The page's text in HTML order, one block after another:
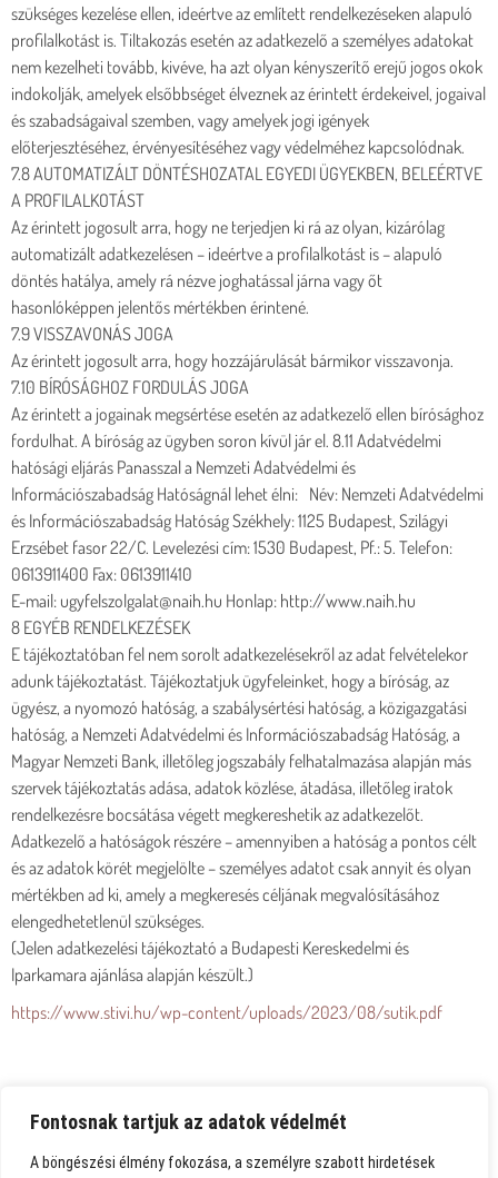
Fontosnak tartjuk az adatok védelmét
A böngészési élmény fokozása, a személyre szabott hirdetések
szükséges kezelése ellen, ideértve az említett rendelkezéseken alapuló
profilalkotást is. Tiltakozás esetén az adatkezelő a személyes adatokat
nem kezelheti tovább, kivéve, ha azt olyan kényszerítő erejű jogos okok
indokolják, amelyek elsőbbséget élveznek az érintett érdekeivel, jogaival
és szabadságaival szemben, vagy amelyek jogi igények
előterjesztéséhez, érvényesítéséhez vagy védelméhez kapcsolódnak.
7.8 AUTOMATIZÁLT DÖNTÉSHOZATAL EGYEDI ÜGYEKBEN, BELEÉRTVE
A PROFILALKOTÁST
Az érintett jogosult arra, hogy ne terjedjen ki rá az olyan, kizárólag
automatizált adatkezelésen – ideértve a profilalkotást is – alapuló
döntés hatálya, amely rá nézve joghatással járna vagy őt
hasonlóképpen jelentős mértékben érintené.
7.9 VISSZAVONÁS JOGA
Az érintett jogosult arra, hogy hozzájárulását bármikor visszavonja.
7.10 BÍRÓSÁGHOZ FORDULÁS JOGA
Az érintett a jogainak megsértése esetén az adatkezelő ellen bírósághoz
fordulhat. A bíróság az ügyben soron kívül jár el. 8.11 Adatvédelmi
hatósági eljárás Panasszal a Nemzeti Adatvédelmi és
Információszabadság Hatóságnál lehet élni: Név: Nemzeti Adatvédelmi
és Információszabadság Hatóság Székhely: 1125 Budapest, Szilágyi
Erzsébet fasor 22/C. Levelezési cím: 1530 Budapest, Pf.: 5. Telefon:
0613911400 Fax: 0613911410
E-mail: ugyfelszolgalat@naih.hu Honlap: http://www.naih.hu
8 EGYÉB RENDELKEZÉSEK
E tájékoztatóban fel nem sorolt adatkezelésekről az adat felvételekor
adunk tájékoztatást. Tájékoztatjuk ügyfeleinket, hogy a bíróság, az
ügyész, a nyomozó hatóság, a szabálysértési hatóság, a közigazgatási
hatóság, a Nemzeti Adatvédelmi és Információszabadság Hatóság, a
Magyar Nemzeti Bank, illetőleg jogszabály felhatalmazása alapján más
szervek tájékoztatás adása, adatok közlése, átadása, illetőleg iratok
rendelkezésre bocsátása végett megkereshetik az adatkezelőt.
Adatkezelő a hatóságok részére – amennyiben a hatóság a pontos célt
és az adatok körét megjelölte – személyes adatot csak annyit és olyan
mértékben ad ki, amely a megkeresés céljának megvalósításához
elengedhetetlenül szükséges.
(Jelen adatkezelési tájékoztató a Budapesti Kereskedelmi és
Iparkamara ajánlása alapján készült.)
https://www.stivi.hu/wp-content/uploads/2023/08/sutik.pdf